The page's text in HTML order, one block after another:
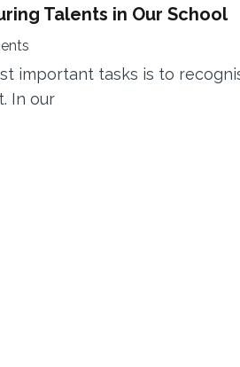
Talents in Our School
important tasks is to
In our